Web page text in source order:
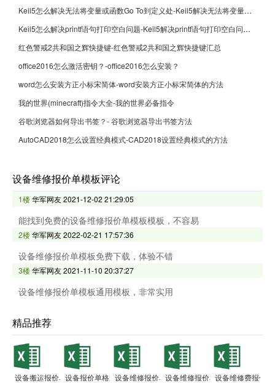
Keil5怎么解决无法将变量或函数Go To到定义处-Keil5解决无法将变量或函数Go To到定义处的方法
Keil5怎么解决printf语句打印空白问题-Keil5解决printf语句打印空白问题的方法
红色警戒2共和国之辉快捷键-红色警戒2共和国之辉快捷键汇总
office2016怎么激活密钥？-office2016怎么安装？
word怎么安装方正小标宋简体-word安装方正小标宋简体的方法
我的世界(minecraft)指令大全-我的世界必备指令
谷歌浏览器如何导出书签？- 谷歌浏览器导出书签方法
AutoCAD2018怎么设置经典模式-CAD2018设置经典模式的方法
设备维修报价单模板评论
1楼华军网友2021-12-02 21:29:05
能找到免费的设备维修报价单模板模板，不容易
2楼华军网友2022-02-21 17:57:36
设备维修报价单模板免费下载，体验不错
3楼华军网友2021-11-10 20:37:27
设备维修报价单模板通用模板，非常实用
精品推荐
设备搬运报价单设备报价单格式范本设备维修报价单设备维修报价单模板设备维修费报价单